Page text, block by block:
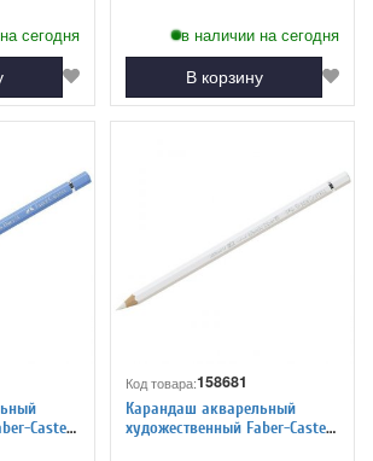
сегодня в наличии на сегодня
В корзину
Castell
Код товара:158681
Карандаш акварельный
художественный Faber-Castell